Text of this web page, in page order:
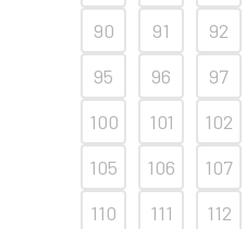
90
91 92
95
96 97
100
101 102
105
106 107
110
111 112